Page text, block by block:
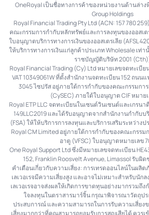
OneRoyal เป็นชื่อทางการค้าของหน่วยงานด้านล่าง
Group Holdings
Royal Financial Trading Pty Ltd (ACN: 157 780
คณะกรรมการกำกับหลักทรัพย์และการลงทุนของออสเต
ใบอนุญาตบริการทางการเงินของออสเตรเลีย (AFSL
ให้บริการทางการเงินแก่ลูกค้าประเภท Wholesale เท่
ราชบัญญัติบริษัท 2001
Royal Financial Trading (Cy) Ltd หมายเลขจดทะเบีย
VAT 10349061W ที่ตั้งสำนักงานจดทะเบียน 152 ถนน
3045 ไซปรัส อยู่ภายใต้การกำกับของคณะกรรมกา
(CySEC) ภายใต้ใบอนุญาต CIF หมาย
Royal ETP LLC จดทะเบียนในเซนต์วินเซนต์และเกรน
149LLC2019 และได้รับอนุญาตจากสำนักงานกำกับบริ
(FSA) ให้ให้บริการการลงทุนและบริการเสริมระหว่าง
Royal CM Limited อยู่ภายใต้การกำกับของคณะกรรม
อาตู (VFSC) ใบอนุญาตหมายเลข
One Royal Support Ltd ซึ่งมีหมายเลขจดทะเบียน
152, Franklin Roosvelt Avenue, Limassol รับผิ
คำเตือนเกี่ยวกับความเสี่ยง: การเทรดออนไลน์ในผลิ
เลเวอเรจมีความเสี่ยงสูง และอาจไม่เหมาะสำหรับนั
เลเวอเรจอาจส่งผลให้เกิดการขาดทุนอย่างมากรวมถึ
ใจลงทุนในตราสารมาร์จิ้น กรุณาพิจารณาวัตถุปร
ประสบการณ์ และความสามารถในการรับความเสี่ยง